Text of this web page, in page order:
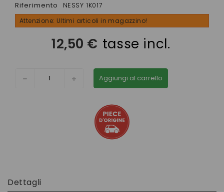
Riferimento NESSY 1K017
Attenzione: Ultimi articoli in magazzino!
12,50 € tasse incl.
Aggiungi al carrello
Dettagli